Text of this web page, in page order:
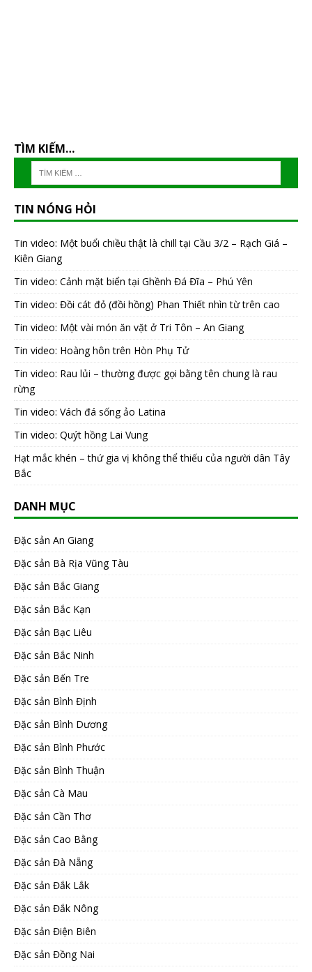
TÌM KIẾM…
TIN NÓNG HỎI
Tin video: Một buổi chiều thật là chill tại Cầu 3/2 – Rạch Giá –
Kiên Giang
Tin video: Cảnh mặt biển tại Ghềnh Đá Đĩa – Phú Yên
Tin video: Đồi cát đỏ (đồi hồng) Phan Thiết nhìn từ trên cao
Tin video: Một vài món ăn vặt ở Tri Tôn – An Giang
Tin video: Hoàng hôn trên Hòn Phụ Tử
Tin video: Rau lủi – thường được gọi bằng tên chung là rau
rừng
Tin video: Vách đá sống ảo Latina
Tin video: Quýt hồng Lai Vung
Hạt mắc khén – thứ gia vị không thể thiếu của người dân Tây
Bắc
DANH MỤC
Đặc sản An Giang
Đặc sản Bà Rịa Vũng Tàu
Đặc sản Bắc Giang
Đặc sản Bắc Kạn
Đặc sản Bạc Liêu
Đặc sản Bắc Ninh
Đặc sản Bến Tre
Đặc sản Bình Định
Đặc sản Bình Dương
Đặc sản Bình Phước
Đặc sản Bình Thuận
Đặc sản Cà Mau
Đặc sản Cần Thơ
Đặc sản Cao Bằng
Đặc sản Đà Nẵng
Đặc sản Đắk Lắk
Đặc sản Đắk Nông
Đặc sản Điện Biên
Đặc sản Đồng Nai